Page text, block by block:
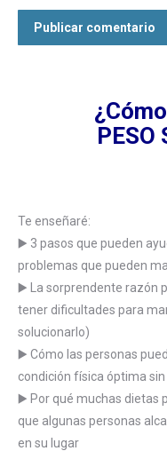
Publicar comentario
PESO
Te enseñaré:
▶️ 3 pasos que pueden
problemas que pueden
▶️ La sorprendente razón
tener dificultades para
solucionarlo)
▶️ Cómo las personas
condición física óptima
▶️ Por qué muchas dietas
que algunas personas
en su lugar